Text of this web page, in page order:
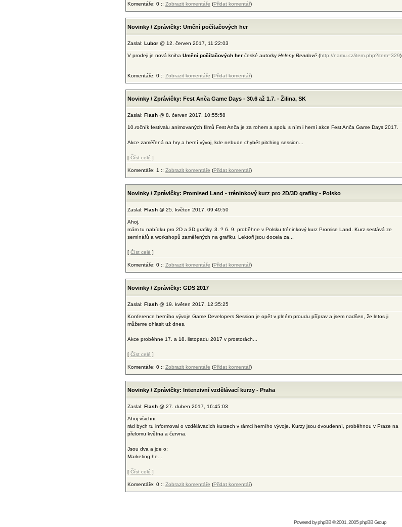
Komentáře: 0 :: Zobrazit komentáře (Přidat komentář)
Novinky / Zprávičky: Umění počítačových her
Zaslal: Lubor @ 12. červen 2017, 11:22:03
V prodeji je nová kniha Umění počítačových her české autorky Heleny Bendové (http://namu.cz/item.php?item=329)
Komentáře: 0 :: Zobrazit komentáře (Přidat komentář)
Novinky / Zprávičky: Fest Anča Game Days - 30.6 až 1.7. - Žilina, SK
Zaslal: Flash @ 8. červen 2017, 10:55:58
10.ročník festivalu animovaných filmů Fest Anča je za rohem a spolu s ním i herní akce Fest Anča Game Days 2017.
Akce zaměřená na hry a herní vývoj, kde nebude chybět pitching session...
[ Číst celé ]
Komentáře: 1 :: Zobrazit komentáře (Přidat komentář)
Novinky / Zprávičky: Promised Land - tréninkový kurz pro 2D/3D grafiky - Polsko
Zaslal: Flash @ 25. květen 2017, 09:49:50
Ahoj,
mám tu nabídku pro 2D a 3D grafiky. 3. ? 6. 9. proběhne v Polsku tréninkový kurz Promise Land. Kurz sestává ze
semínářů a workshopů zaměřených na grafiku. Lektoři jsou docela za...
[ Číst celé ]
Komentáře: 0 :: Zobrazit komentáře (Přidat komentář)
Novinky / Zprávičky: GDS 2017
Zaslal: Flash @ 19. květen 2017, 12:35:25
Konference herního vývoje Game Developers Session je opět v plném proudu příprav a jsem nadšen, že letos ji
můžeme ohlasit už dnes.
Akce proběhne 17. a 18. listopadu 2017 v prostorách...
[ Číst celé ]
Komentáře: 0 :: Zobrazit komentáře (Přidat komentář)
Novinky / Zprávičky: Intenzivní vzdělávací kurzy - Praha
Zaslal: Flash @ 27. duben 2017, 16:45:03
Ahoj všichni,
rád bych tu informoval o vzdělávacích kurzech v rámci herního vývoje. Kurzy jsou dvoudenní, proběhnou v Praze na
přelomu května a června.
Jsou dva a jde o:
Marketing he...
[ Číst celé ]
Komentáře: 0 :: Zobrazit komentáře (Přidat komentář)
Powered byphpBB© 2001, 2005 phpBB Group